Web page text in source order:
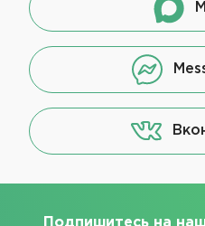
Подпишитесь на